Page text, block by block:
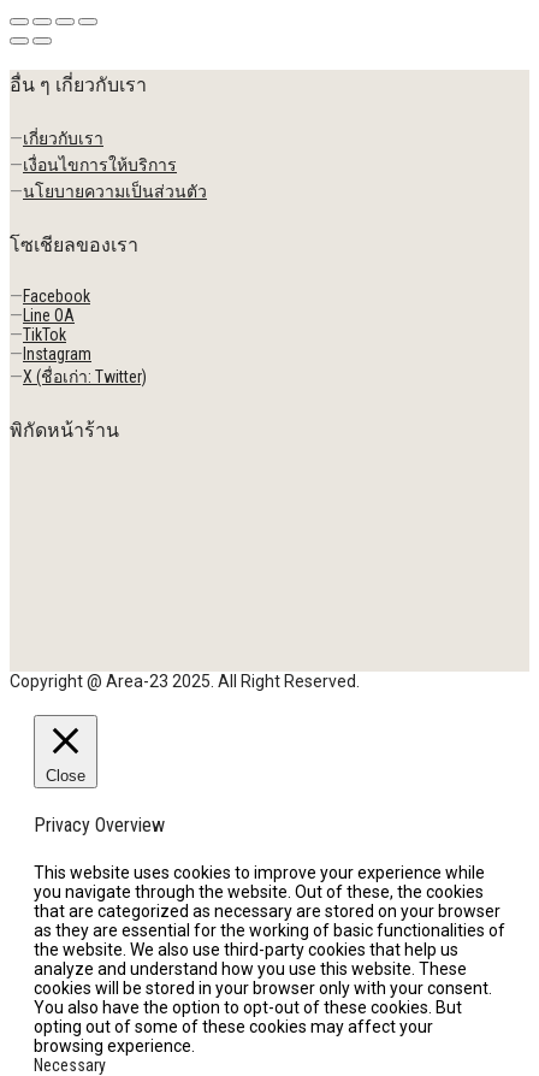
อื่น ๆ เกี่ยวกับเรา
—เกี่ยวกับเรา
—เงื่อนไขการให้บริการ
—นโยบายความเป็นส่วนตัว
โซเชียลของเรา
—Facebook
— Line OA
—TikTok
— Instagram
—X (ชื่อเก่า: Twitter)
พิกัดหน้าร้าน
Copyright @ Area-23 2025. All Right Reserved.
Close
Privacy Overview
This website uses cookies to improve your experience while
you navigate through the website. Out of these, the cookies
that are categorized as necessary are stored on your browser
as they are essential for the working of basic functionalities of
the website. We also use third-party cookies that help us
analyze and understand how you use this website. These
cookies will be stored in your browser only with your consent.
You also have the option to opt-out of these cookies. But
opting out of some of these cookies may affect your
browsing experience.
Necessary